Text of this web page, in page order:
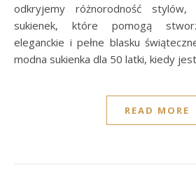
odkryjemy różnorodność
sukienek, które pomogą
eleganckie i pełne blasku
modna sukienka dla 50 latki, kiedy
READ MORE